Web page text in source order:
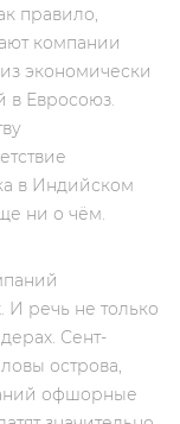
правило,
компании
экономически
в Евросоюз.
в Индийском
ни о чём.
речь не только
Сент-
острова,
офшорные